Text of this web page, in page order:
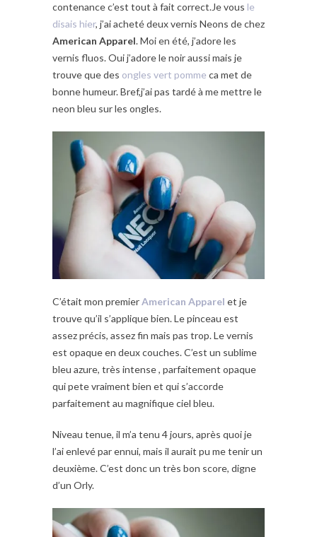
contenance c’est tout à fait correct.Je vous le
disais hier, j’ai acheté deux vernis Neons de chez
American Apparel. Moi en été, j’adore les
vernis fluos. Oui j’adore le noir aussi mais je
trouve que des ongles vert pomme ca met de
bonne humeur. Bref,j’ai pas tardé à me mettre le
neon bleu sur les ongles.
C’était mon premierAmerican Apparel et je
trouve qu’il s’applique bien. Le pinceau est
assez précis, assez fin mais pas trop. Le vernis
est opaque en deux couches. C’est un sublime
bleu azure, très intense , parfaitement opaque
qui pete vraiment bien et qui s’accorde
parfaitement au magnifique ciel bleu.
Niveau tenue, il m’a tenu 4 jours, après quoi je
l’ai enlevé par ennui, mais il aurait pu me tenir un
deuxième. C’est donc un très bon score, digne
d’un Orly.